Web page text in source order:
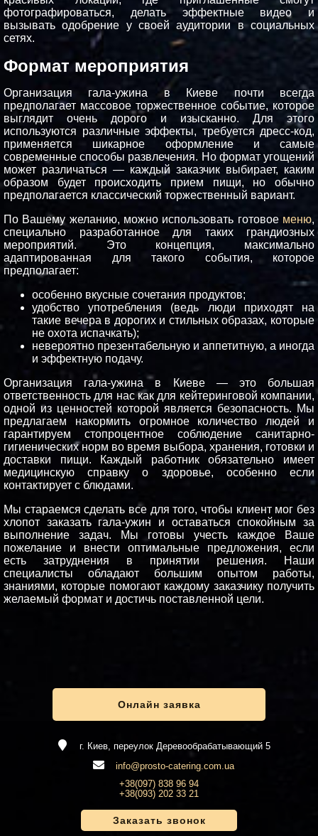
фотографироваться, делать эффектные видео и
вызывать одобрение у своей аудитории в социальных
сетях.
Формат мероприятия
Организация гала-ужина в Киеве почти всегда
предполагает массовое торжественное событие, которое
выглядит очень дорого и изысканно. Для этого
используются различные эффекты, требуется дресс-код,
применяется шикарное оформление и самые
современные способы развлечения. Но формат угощений
может различаться — каждый заказчик выбирает, каким
образом будет происходить прием пищи, но обычно
предполагается классический торжественный вариант.
По Вашему желанию, можно использовать готовое меню,
специально разработанное для таких грандиозных
мероприятий. Это концепция, максимально
адаптированная для такого события, которое
предполагает:
особенно вкусные сочетания продуктов;
удобство употребления (ведь люди приходят на
такие вечера в дорогих и стильных образах, которые
не охота испачкать);
невероятно презентабельную и аппетитную, а иногда
и эффектную подачу.
Организация гала-ужина в Киеве — это большая
ответственность для нас как для кейтеринговой компании,
одной из ценностей которой является безопасность. Мы
предлагаем накормить огромное количество людей и
гарантируем стопроцентное соблюдение санитарно-
гигиенических норм во время выбора, хранения, готовки и
доставки пищи. Каждый работник обязательно имеет
медицинскую справку о здоровье, особенно если
контактирует с блюдами.
Мы стараемся сделать все для того, чтобы клиент мог без
хлопот заказать гала-ужин и оставаться спокойным за
выполнение задач. Мы готовы учесть каждое Ваше
пожелание и внести оптимальные предложения, если
есть затруднения в принятии решения. Наши
специалисты обладают большим опытом работы,
знаниями, которые помогают каждому заказчику получить
желаемый формат и достичь поставленной цели.
Онлайн заявка
г. Киев, переулок Деревообрабатывающий 5
info@prosto-catering.com.ua
+38(097) 838 96 94
+38(093) 202 33 21
Заказать звонок